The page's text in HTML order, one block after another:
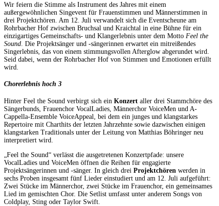
Wir feiern die Stimme als Instrument des Jahres mit einem
außergewöhnlichen Singevent für Frauenstimmen und Männerstimmen in
drei Projektchören. Am 12. Juli verwandelt sich die Eventscheune am
Rohrbacher Hof zwischen Bruchsal und Kraichtal in eine Bühne für ein
einzigartiges Gemeinschafts- und Klangerlebnis unter dem Motto Feel the
Sound . Die Projektsänger und -sängerinnen erwartet ein mitreißendes
Singerlebnis, das von einem stimmungsvollen Afterglow abgerundet wird.
Seid dabei, wenn der Rohrbacher Hof von Stimmen und Emotionen erfüllt
wird.
Chorerlebnis hoch 3
Hinter Feel the Sound verbirgt sich ein Konzert aller drei Stammchöre des
Sängerbunds, Frauenchor VocalLadies, Männerchor VoiceMen und A-
Cappella-Ensemble VoiceAppeal, bei dem ein junges und klangstarkes
Repertoire mit Charthits der letzten Jahrzehnte sowie dazwischen einigen
klangstarken Traditionals unter der Leitung von Matthias Böhringer neu
interpretiert wird.
„Feel the Sound“ verlässt die ausgetretenen Konzertpfade: unsere
VocalLadies und VoiceMen öffnen die Reihen für engagierte
Projektsängerinnen und -sänger. In gleich drei Projektchören werden in
sechs Proben insgesamt fünf Lieder einstudiert und am 12. Juli aufgeführt:
Zwei Stücke im Männerchor, zwei Stücke im Frauenchor, ein gemeinsames
Lied im gemischten Chor. Die Setlist umfasst unter anderem Songs von
Coldplay, Sting oder Taylor Swift.